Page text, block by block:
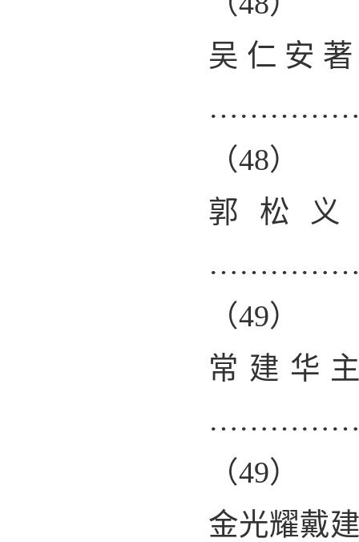
吴仁安
（48）
郭松
（49）
常建华
（49）
金光耀戴